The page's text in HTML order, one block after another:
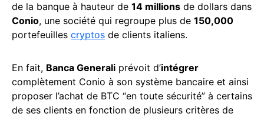
de la banque à hauteur de 14 millions de dollars dans
Conio, une société qui regroupe plus de 150,000
portefeuilles cryptos de clients italiens.
En fait, Banca Generali prévoit d’intégrer
complètement Conio à son système bancaire et ainsi
proposer l’achat de BTC “en toute sécurité” à certains
de ses clients en fonction de plusieurs critères de